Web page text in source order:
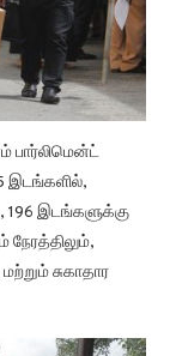
பார்லிமென்ட்
இடங்களில்,
196 இடங்களுக்கு
சுகாதார